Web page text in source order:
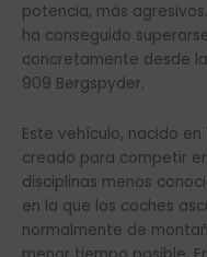
potencia, más
ha conseguido
concretamente desde
909 Bergspyder.
Este vehículo, nacido
creado para competir
disciplinas menos
en la que los coches
normalmente de